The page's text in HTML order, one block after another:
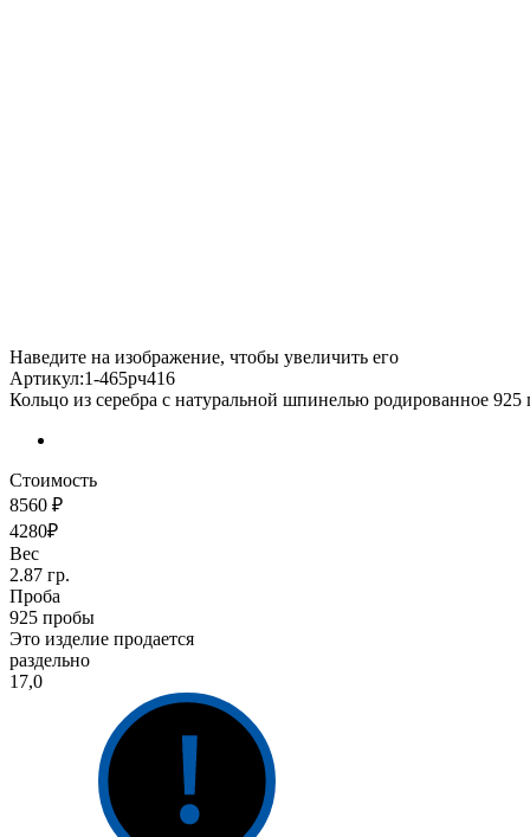
Наведите на изображение, чтобы увеличить его
Артикул:1-465рч416
Кольцо из серебра с натуральной шпинелью родированное
Стоимость
8560 ₽
4280₽
Вес
2.87 гр.
Проба
925 пробы
Это изделие продается
раздельно
17,0